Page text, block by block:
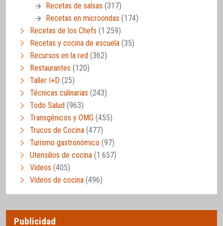
Recetas de salsas (317)
Recetas en microondas (174)
Recetas de los Chefs (1.259)
Recetas y cocina de escuela (35)
Recursos en la red (362)
Restaurantes (120)
Taller I+D (25)
Técnicas culinarias (243)
Todo Salud (963)
Transgénicos y OMG (455)
Trucos de Cocina (477)
Turismo gastronómico (97)
Utensilios de cocina (1.657)
Vídeos (405)
Vídeos de cocina (496)
Publicidad